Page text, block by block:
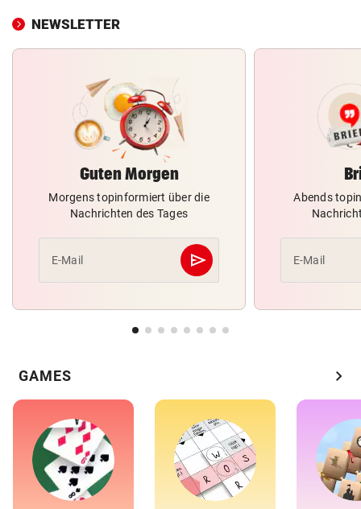
NEWSLETTER
Guten Morgen
Morgens topinformiert über die
Nachrichten des Tages
E-Mail send
Abschicken
Abends
E-Mail
GAMES chevron_right